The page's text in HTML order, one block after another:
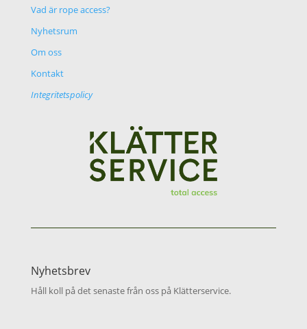
Vad är rope access?
Nyhetsrum
Om oss
Kontakt
Integritetspolicy
Nyhetsbrev
Håll koll på det senaste från oss på Klätterservice.